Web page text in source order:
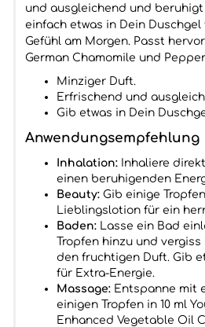
und ausgleichend und beruhigt
einfach etwas in Dein
Gefühl am Morgen. Passt
German Chamomile und
Minziger Duft.
Erfrischend und
Gib etwas in Dein
Anwendungsempfehlung
Inhalation:Inhaliere
einen beruhigenden
Beauty:Gib einige
Lieblingslotion für ein
Baden:Lasse ein Bad
Tropfen hinzu und
den fruchtigen Duft. Gib
für Extra-Energie.
Massage:Entspanne mit
einigen Tropfen in 10 ml
Enhanced Vegetable Oil